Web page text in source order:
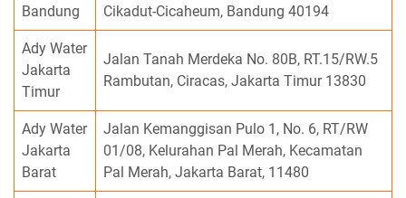
Bandung
Cikadut-Cicaheum, Bandung 40194
Ady Water
Jakarta
Timur
Jalan Tanah Merdeka No. 80B, RT.15/RW.5
Rambutan, Ciracas, Jakarta Timur 13830
Ady Water
Jakarta
Barat
Jalan Kemanggisan Pulo 1, No. 6, RT/RW
01/08, Kelurahan Pal Merah, Kecamatan
Pal Merah, Jakarta Barat, 11480